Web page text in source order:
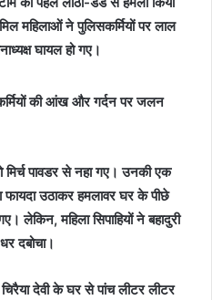
महिलाओं ने पुलिसकर्मियों पर लाल
घायल हो गए।
की आंख और गर्दन पर जलन
मिर्च पावडर से नहा गए। उनकी एक
उठाकर हमलावर घर के पीछे
महिला सिपाहियों ने बहादुरी
दबोचा।
चिरैया देवी के घर से पांच लीटर लीटर